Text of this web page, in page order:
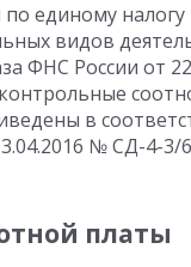
единому
видов
ФНС России от
в
№ СД-4-3/
платы